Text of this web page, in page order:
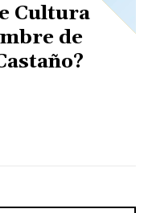
Cultura
de